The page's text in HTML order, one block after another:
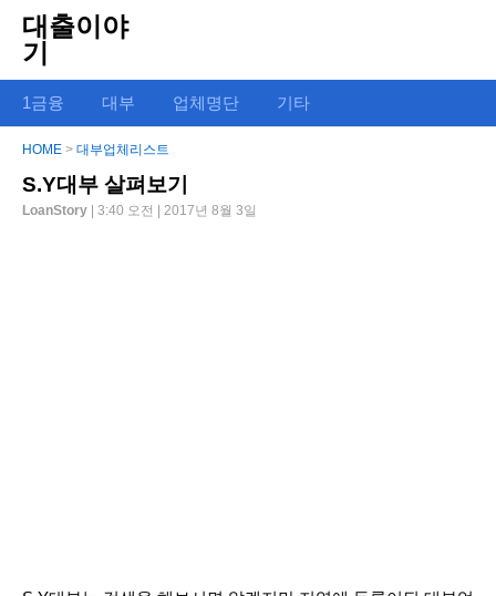
대출이야
기
1금융 대부 업체명단 기타
HOME > 대부업체리스트
S.Y대부 살펴보기
LoanStory | 3:40 오전 | 2017년 8월 3일